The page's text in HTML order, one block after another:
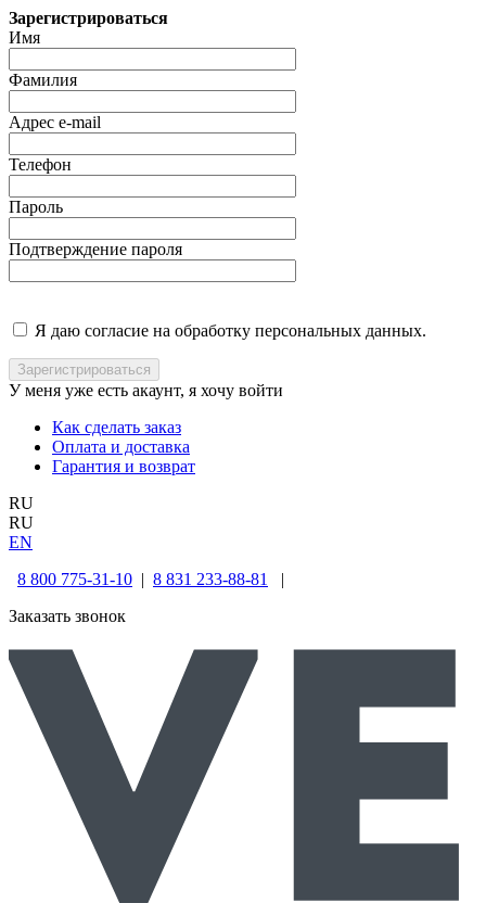
Зарегистрироваться
Имя
Фамилия
Адрес e-mail
Телефон
Пароль
Подтверждение пароля
Я даю согласие на обработку персональных данных.
У меня уже есть акаунт, я хочу войти
Как сделать заказ
Оплата и доставка
Гарантия и возврат
RU
RU
EN
8 800 775-31-10 | 8 831 233-88-81
|
Заказать звонок